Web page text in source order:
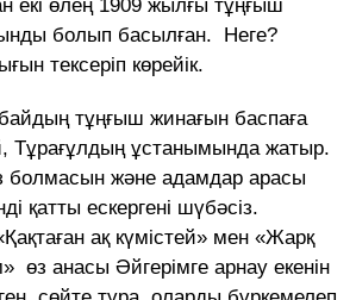
екі өлең 1909 жылғы тұңғыш
болып басылған. Неге?
тексеріп көрейік.
тұңғыш жинағын баспаға
Тұрағұлдың ұстанымында жатыр.
болмасын және адамдар арасы
қатты ескергені шүбәсіз.
ақ күмістей» мен «Жарқ
өз анасы Әйгерімге арнау екенін